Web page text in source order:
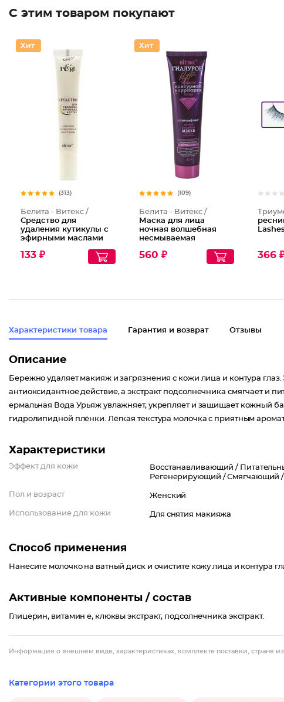
С этим товаром покупают
(313)
Белита - Витекс /
Средство для
удаления кутикулы с
эфирными маслами
дерева
133 ₽
(109)
Белита - Витекс /
Маска для лица
ночная волшебная
несмываемая
Гиалурон Lift 45+
560 ₽ 366
Характеристики товара Гарантия и возврат Отзывы
Описание
Бережно удаляет макияж и загрязнения с кожи лица и контура
антиоксидантное действие, а экстракт подсолнечника смягчает и
ермальная Вода Урьяж увлажняет, укрепляет и защищает кожный
гидролипидной плёнки. Лёгкая текстура молочка с приятным
Характеристики
Эффект для кожи Восстанавливающий /
Регенерирующий /Смягчающий
Пол и возраст Женский
Использование для кожи Для снятия макияжа
Способ применения
Нанесите молочко на ватный диск и очистите кожу лица и контура
Активные компоненты / состав
Глицерин, витамин е, клюквы экстракт, подсолнечника экстракт.
Информация о внешнем виде, характеристиках, комплекте поставки, стране
Категории этого товара